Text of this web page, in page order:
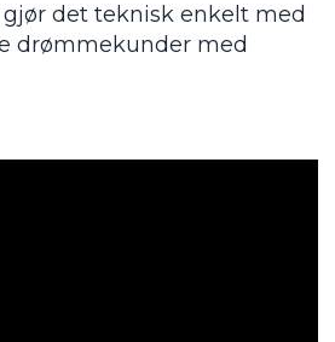
det teknisk enkelt med
drømmekunder med